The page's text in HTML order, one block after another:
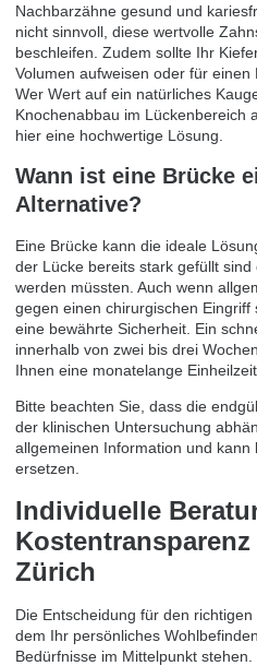
Nachbarzähne gesund und
nicht sinnvoll, diese wertvolle
beschleifen. Zudem sollte Ihr
Volumen aufweisen oder für einen
Wer Wert auf ein natürliches
Knochenabbau im Lückenbereich
hier eine hochwertige Lösung.
Wann ist eine Brücke
Alternative?
Eine Brücke kann die ideale
der Lücke bereits stark gefüllt
werden müssten. Auch wenn
gegen einen chirurgischen
eine bewährte Sicherheit. Ein
innerhalb von zwei bis drei
Ihnen eine monatelange
Bitte beachten Sie, dass die
der klinischen Untersuchung
allgemeinen Information und kann
ersetzen.
Individuelle
Zürich
Die Entscheidung für den
dem Ihr persönliches
Bedürfnisse im Mittelpunkt